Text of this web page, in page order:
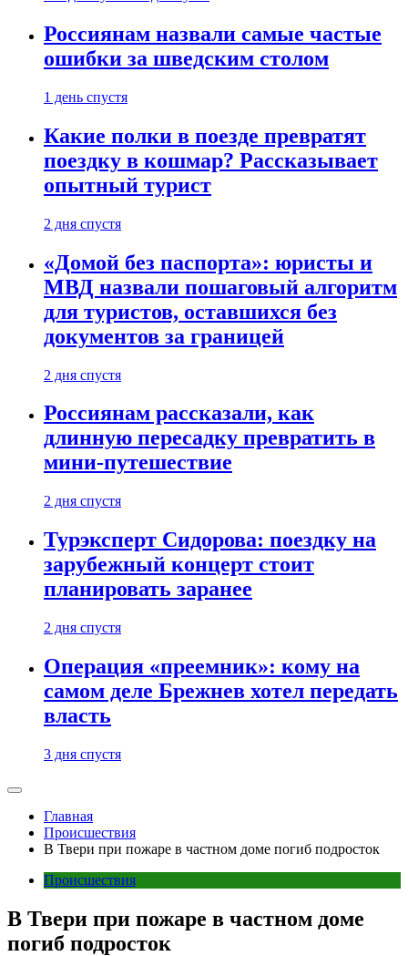
Россиянам назвали самые частые
ошибки за шведским столом
1 день спустя
Какие полки в поезде превратят
поездку в кошмар? Рассказывает
опытный турист
2 дня спустя
«Домой без паспорта»: юристы и
МВД назвали пошаговый алгоритм
для туристов, оставшихся без
документов за границей
2 дня спустя
Россиянам рассказали, как
длинную пересадку превратить в
мини-путешествие
2 дня спустя
Турэксперт Сидорова: поездку на
зарубежный концерт стоит
планировать заранее
2 дня спустя
Операция «преемник»: кому на
самом деле Брежнев хотел передать
власть
3 дня спустя
Главная
Происшествия
В Твери при пожаре в частном доме погиб подросток
Происшествия
В Твери при пожаре в частном доме
погиб подросток